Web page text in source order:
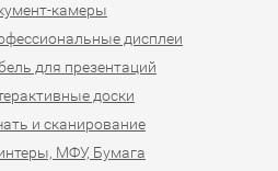
камеры
дисплеи
для презентаций
доски
и сканирование
МФУ, Бумага